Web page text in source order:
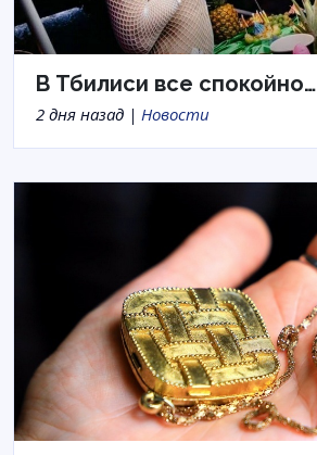
В Тбилиси все спокойно…
2 дня назад | Новости